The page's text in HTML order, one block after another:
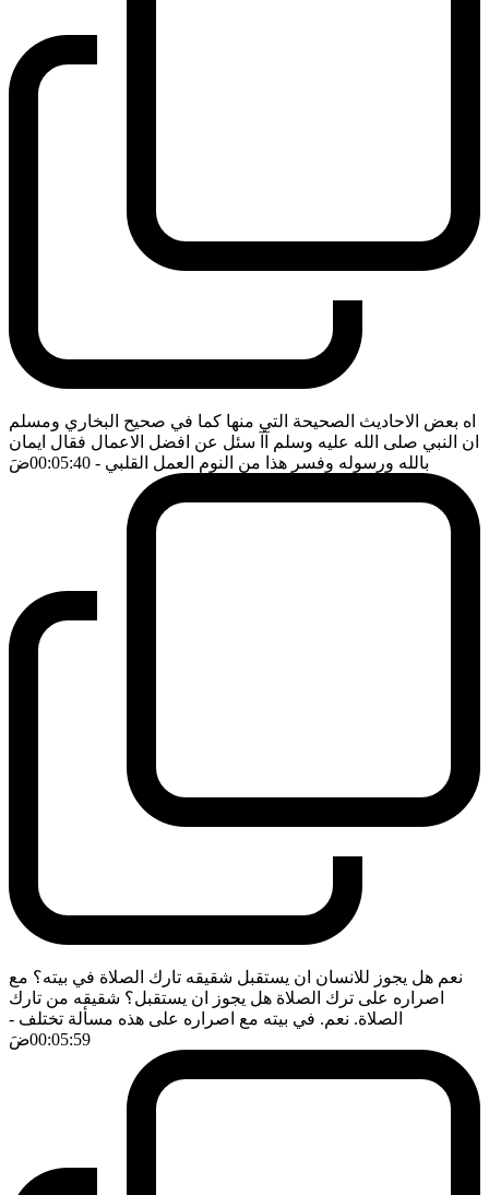
اه بعض الاحاديث الصحيحة التي منها كما في صحيح البخاري ومسلم
ان النبي صلى الله عليه وسلم آآ سئل عن افضل الاعمال فقال ايمان
بالله ورسوله وفسر هذا من النوم العمل القلبي - 00:05:40 ضَ
نعم هل يجوز للانسان ان يستقبل شقيقه تارك الصلاة في بيته؟ مع
اصراره على ترك الصلاة هل يجوز ان يستقبل؟ شقيقه من تارك
الصلاة. نعم. في بيته مع اصراره على هذه مسألة تختلف -
00:05:59ضَ